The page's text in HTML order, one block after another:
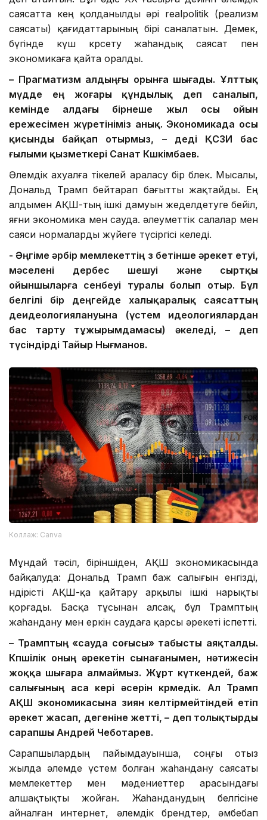
саясатта кең қолданылды әрі realpolitik (реализм
саясаты) қағидаттарының бірі саналатын. Демек,
бүгінде күш көрсету жаһандық саясат пен
экономикаға қайта оралды.
– Прагматизм алдыңғы орынға шығады. Ұлттық
мүдде ең жоғары құндылық деп саналып,
кемінде алдағы бірнеше жыл осы ойын
ережесімен жүретініміз анық. Экономикада осы
қисынды байқап отырмыз, – деді ҚСЗИ бас
ғылыми қызметкері Санат Көшкімбаев.
Әлемдік ахуалға тікелей араласу бір бөлек. Мысалы,
Дональд Трамп бейтарап бағытты жақтайды. Ең
алдымен АҚШ-тың ішкі дамуын жеделдетуге бейіл,
яғни экономика мен сауда. әлеуметтік салалар мен
саяси нормаларды жүйеге түсіргісі келеді.
- Әңгіме әрбір мемлекеттің өз бетінше әрекет етуі,
мәселені дербес шешуі және сыртқы
ойыншыларға сенбеуі туралы болып отыр. Бұл
белгілі бір деңгейде халықаралық саясаттың
деидеологиялануына (үстем идеологиялардан
бас тарту тұжырымдамасы) әкеледі, – деп
түсіндірді Тайыр Нығманов.
Коллаж: Canva
Мұндай тәсіл, біріншіден, АҚШ экономикасында
байқалуда: Дональд Трамп баж салығын енгізді,
өндірісті АҚШ-қа қайтару арқылы ішкі нарықты
қорғады. Басқа тұсынан алсақ, бұл Трамптың
жаһандану мен еркін саудаға қарсы әрекеті іспетті.
– Трамптың «сауда соғысы» табысты аяқталды.
Көпшілік оның әрекетін сынағанымен, нәтижесін
жоққа шығара алмаймыз. Жұрт күткендей, баж
салығының аса кері әсерін көрмедік. Ал Трамп
АҚШ экономикасына зиян келтірмейтіндей етіп
әрекет жасап, дегеніне жетті, – деп толықтырды
сарапшы Андрей Чеботарев.
Сарапшылардың пайымдауынша, соңғы отыз
жылда әлемде үстем болған жаһандану саясаты
мемлекеттер мен мәдениеттер арасындағы
алшақтықты жойған. Жаһанданудың белгісіне
айналған интернет, әлемдік брендтер, әмбебап